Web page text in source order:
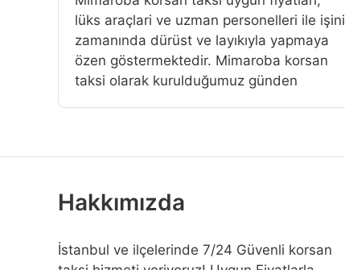
lüks araçlari ve uzman personelleri ile işini
zamanında dürüst ve layıkıyla yapmaya
özen göstermektedir. Mimaroba korsan
taksi olarak kurulduğumuz günden
Hakkımızda
İstanbul ve ilçelerinde 7/24 Güvenli korsan